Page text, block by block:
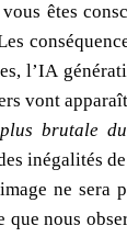
êtes
l’IA
vont
brutale
inégalités
ne sera
nous